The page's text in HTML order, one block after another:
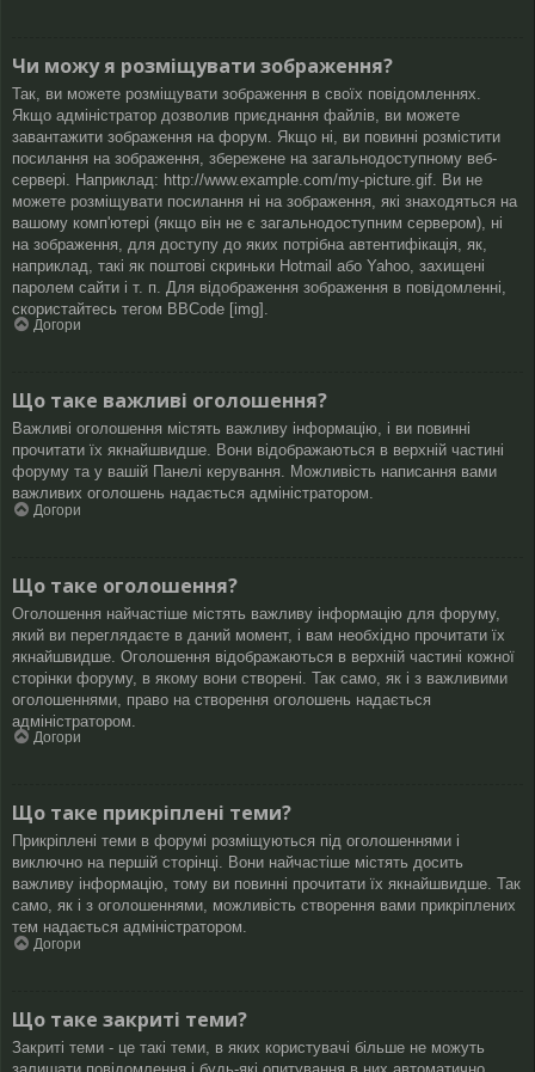
Чи можу я розміщувати зображення?
Так, ви можете розміщувати зображення в своїх повідомленнях.
Якщо адміністратор дозволив приєднання файлів, ви можете
завантажити зображення на форум. Якщо ні, ви повинні розмістити
посилання на зображення, збережене на загальнодоступному веб-
сервері. Наприклад: http://www.example.com/my-picture.gif. Ви не
можете розміщувати посилання ні на зображення, які знаходяться на
вашому комп'ютері (якщо він не є загальнодоступним сервером), ні
на зображення, для доступу до яких потрібна автентифікація, як,
наприклад, такі як поштові скриньки Hotmail або Yahoo, захищені
паролем сайти і т. п. Для відображення зображення в повідомленні,
скористайтесь тегом BBCode [img].
Догори
Що таке важливі оголошення?
Важливі оголошення містять важливу інформацію, і ви повинні
прочитати їх якнайшвидше. Вони відображаються в верхній частині
форуму та у вашій Панелі керування. Можливість написання вами
важливих оголошень надається адміністратором.
Догори
Що таке оголошення?
Оголошення найчастіше містять важливу інформацію для форуму,
який ви переглядаєте в даний момент, і вам необхідно прочитати їх
якнайшвидше. Оголошення відображаються в верхній частині кожної
сторінки форуму, в якому вони створені. Так само, як і з важливими
оголошеннями, право на створення оголошень надається
адміністратором.
Догори
Що таке прикріплені теми?
Прикріплені теми в форумі розміщуються під оголошеннями і
виключно на першій сторінці. Вони найчастіше містять досить
важливу інформацію, тому ви повинні прочитати їх якнайшвидше. Так
само, як і з оголошеннями, можливість створення вами прикріплених
тем надається адміністратором.
Догори
Що таке закриті теми?
Закриті теми - це такі теми, в яких користувачі більше не можуть